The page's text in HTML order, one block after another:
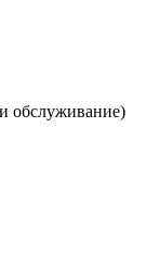
обслуживание)